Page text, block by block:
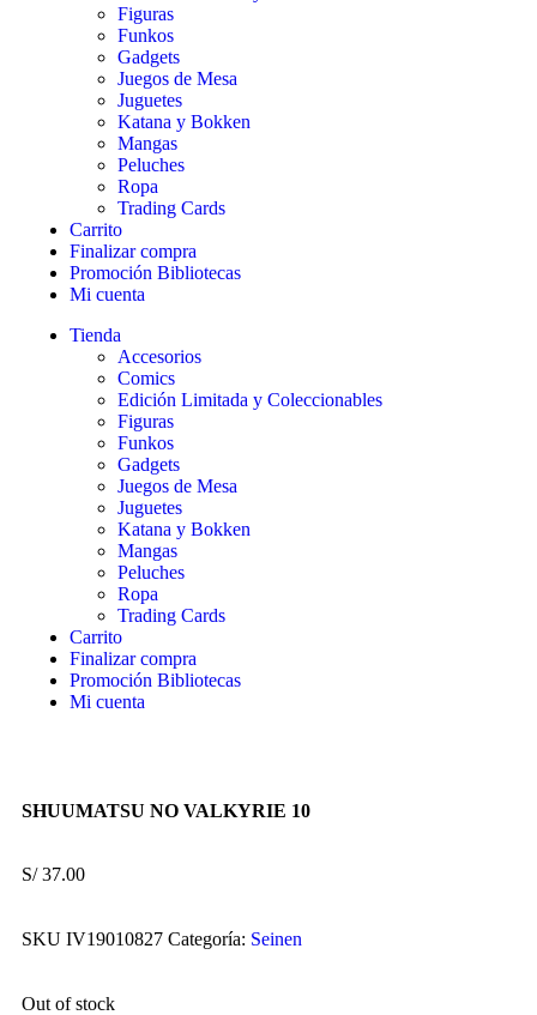
Figuras
Funkos
Gadgets
Juegos de Mesa
Juguetes
Katana y Bokken
Mangas
Peluches
Ropa
Trading Cards
Carrito
Finalizar compra
Promoción Bibliotecas
Mi cuenta
Tienda
Accesorios
Comics
Edición Limitada y Coleccionables
Figuras
Funkos
Gadgets
Juegos de Mesa
Juguetes
Katana y Bokken
Mangas
Peluches
Ropa
Trading Cards
Carrito
Finalizar compra
Promoción Bibliotecas
Mi cuenta
SHUUMATSU NO VALKYRIE 10
S/37.00
SKU IV19010827 Categoría: Seinen
Out of stock